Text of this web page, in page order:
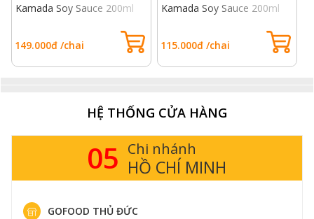
Kamada Soy Sauce 200ml
149.000đ /chai
Kamada Soy Sauce 200ml
115.000đ /chai
HỆ THỐNG CỬA HÀNG
05 Chi nhánh
HỒ CHÍ MINH
GOFOOD THỦ ĐỨC